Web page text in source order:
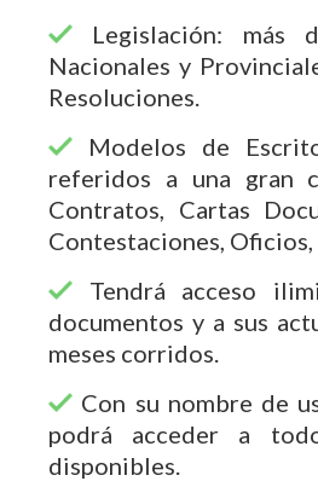
Legislación: más
Nacionales y
Resoluciones.
Modelos de
referidos a una gran
Contratos, Cartas
Contestaciones, Oficios,
Tendrá acceso
documentos y a sus
meses corridos.
Con su nombre de
podrá acceder a
disponibles.